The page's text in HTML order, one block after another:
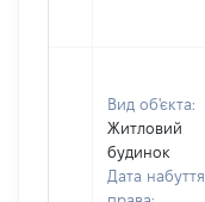
Вид об'єкта:
Житловий
будинок
Дата набуття